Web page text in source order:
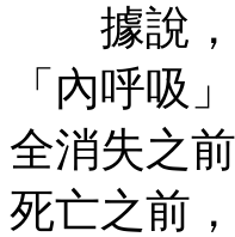
據說，
「內呼吸
全消失之
死亡之前